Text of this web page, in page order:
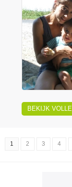
BEKIJK
1 2 3 4